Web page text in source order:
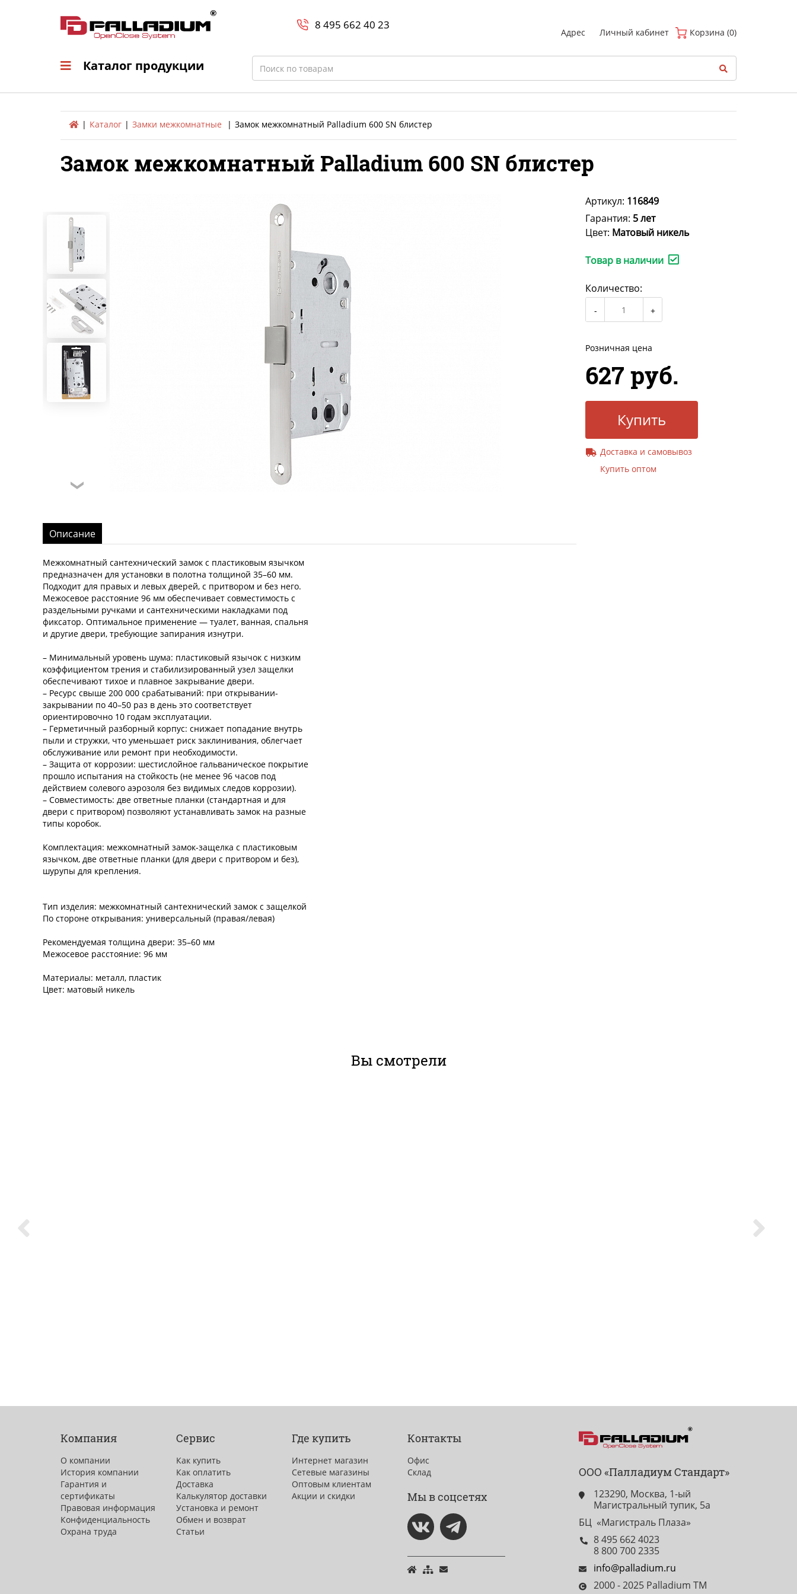
Каталог продукции 8 800-700-23-35
8 495 662 40 23
Адрес Личный кабинет Корзина (0)
Каталог продукции Search
Каталог Замки межкомнатные Замок межкомнатный Palladium 600 SN блистер
Замок межкомнатный Palladium 600 SN блистер
Артикул: 116849
Гарантия: 5 лет
Цвет: Матовый никель
Товар в наличии
Количество:
Розничная цена
627 руб.
Купить
Доставка и самовывоз
Купить оптом
Описание
Межкомнатный сантехнический замок с пластиковым язычком
предназначен для установки в полотна толщиной 35–60 мм.
Подходит для правых и левых дверей, с притвором и без него.
Межосевое расстояние 96 мм обеспечивает совместимость с
раздельными ручками и сантехническими накладками под
фиксатор. Оптимальное применение — туалет, ванная, спальня
и другие двери, требующие запирания изнутри.
– Минимальный уровень шума: пластиковый язычок с низким
коэффициентом трения и стабилизированный узел защелки
обеспечивают тихое и плавное закрывание двери.
– Ресурс свыше 200 000 срабатываний: при открывании-
закрывании по 40–50 раз в день это соответствует
ориентировочно 10 годам эксплуатации.
– Герметичный разборный корпус: снижает попадание внутрь
пыли и стружки, что уменьшает риск заклинивания, облегчает
обслуживание или ремонт при необходимости.
– Защита от коррозии: шестислойное гальваническое покрытие
прошло испытания на стойкость (не менее 96 часов под
действием солевого аэрозоля без видимых следов коррозии).
– Совместимость: две ответные планки (стандартная и для
двери с притвором) позволяют устанавливать замок на разные
типы коробок.
Комплектация: межкомнатный замок-защелка с пластиковым
язычком, две ответные планки (для двери с притвором и без),
шурупы для крепления.
Тип изделия: межкомнатный сантехнический замок с защелкой
По стороне открывания: универсальный (правая/левая)
Рекомендуемая толщина двери: 35–60 мм
Межосевое расстояние: 96 мм
Материалы: металл, пластик
Цвет: матовый никель
Вы смотрели
Компания
О компании
История компании
Гарантия и
сертификаты
Правовая информация
Конфиденциальность
Охрана труда
Сервис
Как купить
Как оплатить
Доставка
Калькулятор доставки
Установка и ремонт
Обмен и возврат
Статьи
Где купить
Интернет магазин
Сетевые магазины
Оптовым клиентам
Акции и скидки
Контакты
Офис
Склад
Мы в соцсетях
ООО «Палладиум Стандарт»
123290, Москва, 1-ый
Магистральный тупик, 5а
БЦ «Магистраль Плаза»
8 495 662 4023
8 800 700 2335
info@palladium.ru
2000 - 2025 Palladium TM